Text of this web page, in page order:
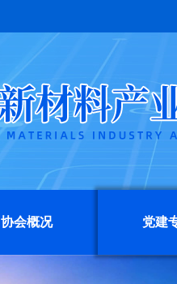
协会概况 党建